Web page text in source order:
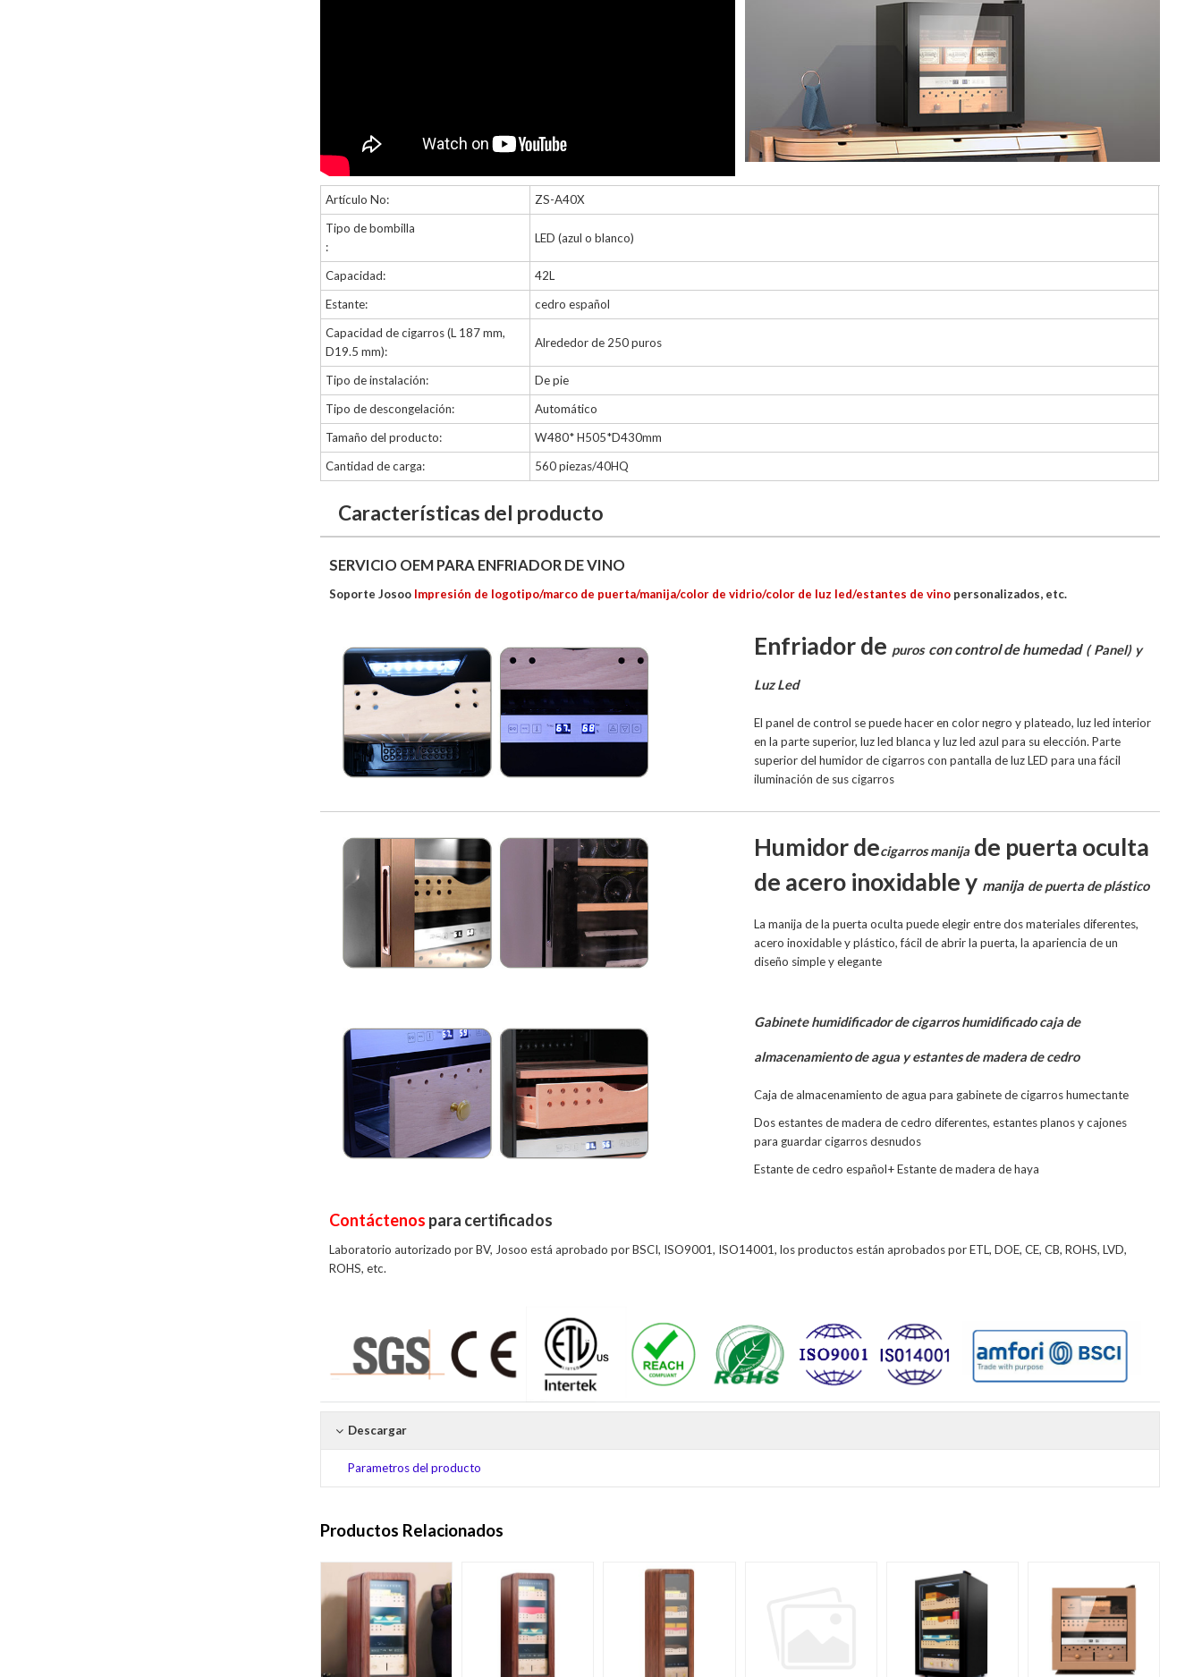
Artículo No:
ZS-A40X
Tipo de bombilla
:
LED (azul o blanco)
Capacidad:
42L
Estante:
cedro español
Capacidad de cigarros (L 187 mm,
D19.5 mm):
Alrededor de 250 puros
Tipo de instalación:
De pie
Tipo de descongelación:
Automático
Tamaño del producto:
W480* H505*D430mm
Cantidad de carga:
560 piezas/40HQ
Características del producto
SERVICIO OEM PARA ENFRIADOR DE VINO
Soporte Josoo Impresión de logotipo/marco de puerta/manija/color de vidrio/color de luz led/estantes de vino personalizados, etc.
Enfriador de puros con control de humedad ( Panel) y
Luz Led
El panel de control se puede hacer en color negro y plateado, luz led interior
en la parte superior, luz led blanca y luz led azul para su elección. Parte
superior del humidor de cigarros con pantalla de luz LED para una fácil
iluminación de sus cigarros
Humidor decigarros manijade puerta oculta
de acero inoxidable y manija de puerta de plástico
La manija de la puerta oculta puede elegir entre dos materiales diferentes,
acero inoxidable y plástico, fácil de abrir la puerta, la apariencia de un
diseño simple y elegante
Gabinete humidificador de cigarros humidificado caja de
almacenamiento de agua y estantes de madera de cedro
Caja de almacenamiento de agua para gabinete de cigarros humectante
Dos estantes de madera de cedro diferentes, estantes planos y cajones
para guardar cigarros desnudos
Estante decedro español+ Estante de madera de haya
Contáctenos para certificados
Laboratorio autorizado por BV, Josoo está aprobado por BSCI, ISO9001, ISO14001, los productos están aprobados por ETL, DOE, CE, CB, ROHS, LVD,
ROHS, etc.
Descargar
Parametros del producto
Productos Relacionados